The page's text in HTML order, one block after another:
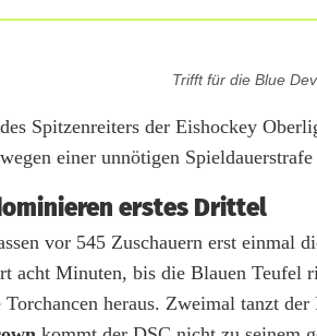
Trifft für die Blue
Spitzenreiters der Eishockey
einer unnötigen
erstes Drittel
vor 545 Zuschauern erst einmal
acht Minuten, bis die Blauen Teufel
Torchancen heraus. Zweimal tanzt